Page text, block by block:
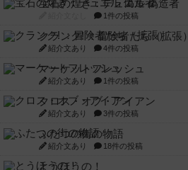
宝石の煌き：デュエル 偽造者
1件の投稿
クランク! ：冒険者たち（拡張）
紹介文あり 4件の投稿
マーケットフレッシュ
紹介文あり 1件の投稿
クロス・オブ・アイアン
紹介文あり 3件の投稿
ふたつの街の物語
紹介文あり 18件の投稿
とうほうの！